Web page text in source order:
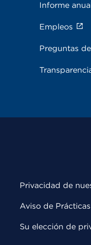
Informe
Empleos
Preguntas
Privacidad de
Aviso de
Su elección de